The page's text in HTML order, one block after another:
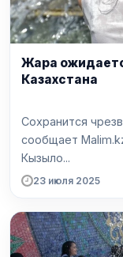
Жара
Казахстана
Сохранится
сообщает Malim.kz В Мангистауской,
Кызыло...
23 июля 2025